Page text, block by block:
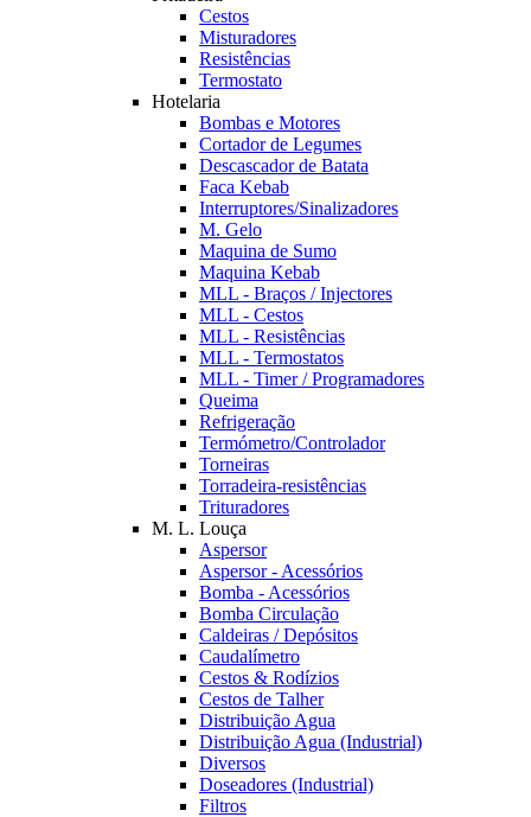
Cestos
Misturadores
Resistências
Termostato
Hotelaria
Bombas e Motores
Cortador de Legumes
Descascador de Batata
Faca Kebab
Interruptores/Sinalizadores
M. Gelo
Maquina de Sumo
Maquina Kebab
MLL - Braços / Injectores
MLL - Cestos
MLL - Resistências
MLL - Termostatos
MLL - Timer / Programadores
Queima
Refrigeração
Termómetro/Controlador
Torneiras
Torradeira-resistências
Trituradores
M. L. Louça
Aspersor
Aspersor - Acessórios
Bomba - Acessórios
Bomba Circulação
Caldeiras / Depósitos
Caudalímetro
Cestos & Rodízios
Cestos de Talher
Distribuição Agua
Distribuição Agua (Industrial)
Diversos
Doseadores (Industrial)
Filtros